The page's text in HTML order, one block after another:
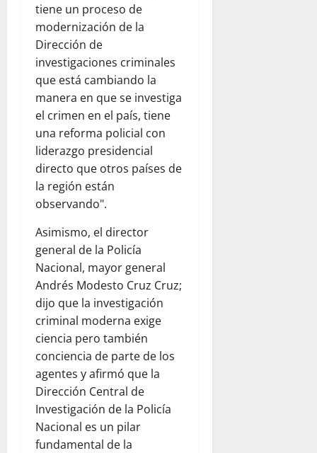
tiene un proceso de
modernización de la
Dirección de
investigaciones criminales
que está cambiando la
manera en que se investiga
el crimen en el país, tiene
una reforma policial con
liderazgo presidencial
directo que otros países de
la región están
observando".
Asimismo, el director
general de la Policía
Nacional, mayor general
Andrés Modesto Cruz Cruz;
dijo que la investigación
criminal moderna exige
ciencia pero también
conciencia de parte de los
agentes y afirmó que la
Dirección Central de
Investigación de la Policía
Nacional es un pilar
fundamental de la